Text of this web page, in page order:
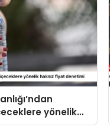
yönelik
denetimi